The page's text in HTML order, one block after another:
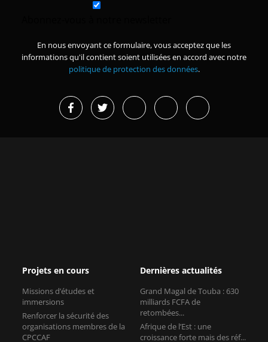
En nous envoyant ce formulaire, vous acceptez que les
informations qu'il contient soient utilisées en accord avec notre
politique de protection des données.
Projets en cours
Missions d’études et
immersions
Renforcer la sécurité des
organisations membres de la
CPCCAF
Dernières actualités
Grand Magal de Touba : 630
milliards FCFA de
retombées...
Afrique de l’Est : une
croissance forte mais des réf...